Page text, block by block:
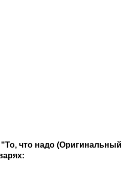
что надо (Оригинальный